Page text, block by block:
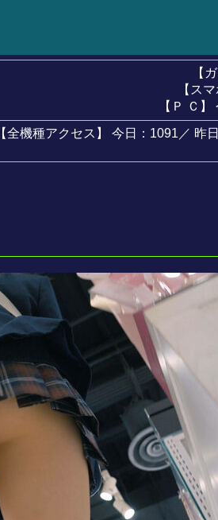
【
【ス
【Ｐ Ｃ
【全機種アクセス】 今日：1091／ 昨